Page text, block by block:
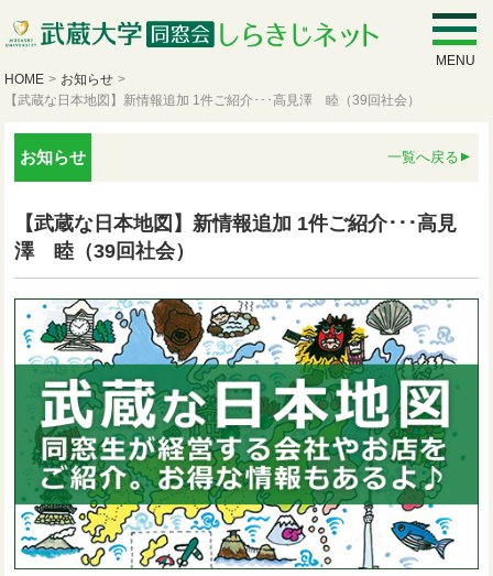
MENU
HOME > お知らせ >
【武蔵な日本地図】新情報追加 1件ご紹介･･･高見澤 睦（39回社会）
お知らせ 一覧へ戻る
【武蔵な日本地図】新情報追加 1件ご紹介･･･高見
澤 睦（39回社会）